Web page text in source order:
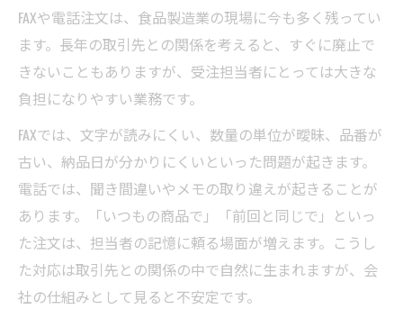
FAXや電話注文は、食品製造業の現場に今も多く残ってい
ます。長年の取引先との関係を考えると、すぐに廃止で
きないこともありますが、受注担当者にとっては大きな
負担になりやすい業務です。
FAXでは、文字が読みにくい、数量の単位が曖昧、品番が
古い、納品日が分かりにくいといった問題が起きます。
電話では、聞き間違いやメモの取り違えが起きることが
あります。「いつもの商品で」「前回と同じで」といっ
た注文は、担当者の記憶に頼る場面が増えます。こうし
た対応は取引先との関係の中で自然に生まれますが、会
社の仕組みとして見ると不安定です。